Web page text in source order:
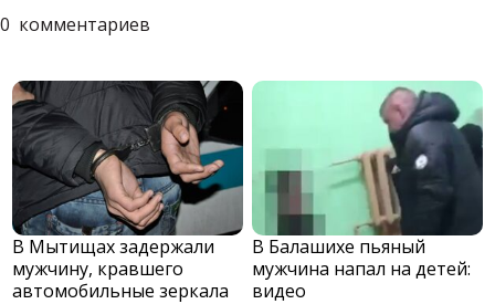
0 комментариев
В Мытищах задержали
мужчину, кравшего
автомобильные зеркала
В Балашихе пьяный
мужчина напал на детей:
видео